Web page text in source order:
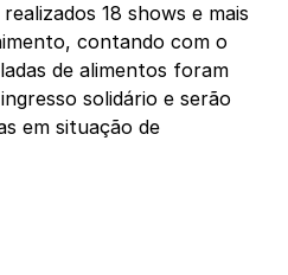
18 shows e mais
contando com o
de alimentos foram
solidário e serão
em situação de